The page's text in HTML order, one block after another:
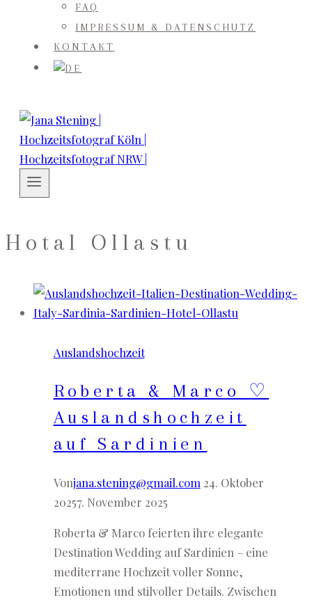
FAQ
IMPRESSUM & DATENSCHUTZ
KONTAKT
Hotal Ollastu
Auslandshochzeit
Roberta & Marco ♡
Auslandshochzeit
auf Sardinien
Vonjana.stening@gmail.com 24. Oktober
20257. November 2025
Roberta & Marco feierten ihre elegante
Destination Wedding auf Sardinien – eine
mediterrane Hochzeit voller Sonne,
Emotionen und stilvoller Details. Zwischen